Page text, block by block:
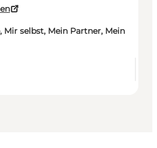
Mir selbst, Mein Partner, Mein